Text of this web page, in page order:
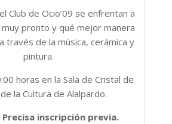
Club de Ocio’09 se enfrentan a
pronto y qué mejor manera
través de la música, cerámica y
pintura.
horas en la Sala de Cristal de
la Cultura de Alalpardo.
Precisa inscripción previa.